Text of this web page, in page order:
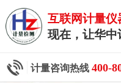
互联网计量
现在，让华
计量咨询热线 400-